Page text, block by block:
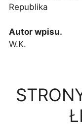
Republika
Autor wpisu.
W.K.